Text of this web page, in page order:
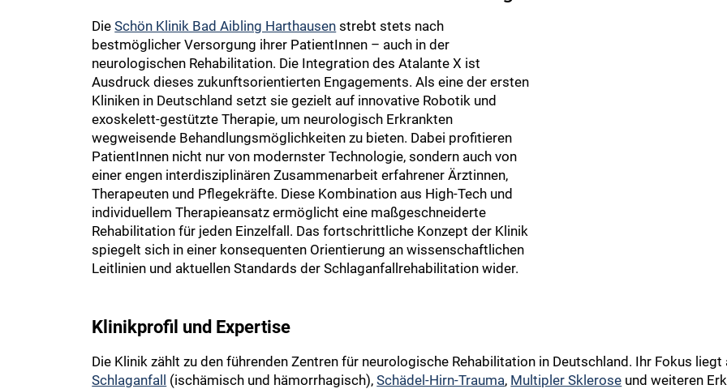
DieSchön Klinik Bad Aibling Harthausen strebt stets nach
bestmöglicher Versorgung ihrer PatientInnen – auch in der
neurologischen Rehabilitation. Die Integration des Atalante X ist
Ausdruck dieses zukunftsorientierten Engagements. Als eine der ersten
Kliniken in Deutschland setzt sie gezielt auf innovative Robotik und
exoskelett-gestützte Therapie, um neurologisch Erkrankten
wegweisende Behandlungsmöglichkeiten zu bieten. Dabei profitieren
PatientInnen nicht nur von modernster Technologie, sondern auch von
einer engen interdisziplinären Zusammenarbeit erfahrener Ärztinnen,
Therapeuten und Pflegekräfte. Diese Kombination aus High-Tech und
individuellem Therapieansatz ermöglicht eine maßgeschneiderte
Rehabilitation für jeden Einzelfall. Das fortschrittliche Konzept der Klinik
spiegelt sich in einer konsequenten Orientierung an wissenschaftlichen
Leitlinien und aktuellen Standards der Schlaganfallrehabilitation wider.
Klinikprofil und Expertise
Die Klinik zählt zu den führenden Zentren für neurologische Rehabilitation in Deutschland. Ihr Fokus
Schlaganfall (ischämisch und hämorrhagisch),Schädel-Hirn-Trauma, Multipler Sklerose und weiteren